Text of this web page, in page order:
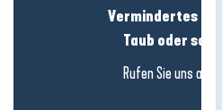
Vermindertes
Taub oder
Rufen Sie uns an in